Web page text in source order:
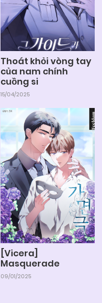
Thoát khỏi vòng tay
của nam chính
cuồng si
15/04/2025
[Vicera]
Masquerade
09/01/2025